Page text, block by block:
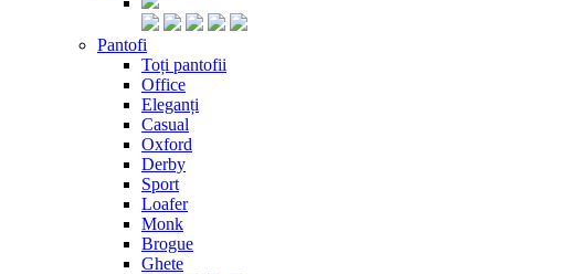
Pantofi
Toți pantofii
Office
Eleganți
Casual
Oxford
Derby
Sport
Loafer
Monk
Brogue
Ghete